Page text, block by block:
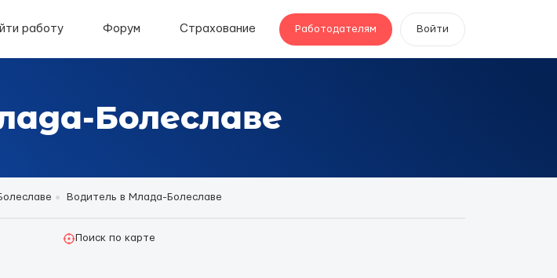
работу Форум Страхование Работодателям Войти
Болеславе
Водитель в Млада-Болеславе
Поиск по карте